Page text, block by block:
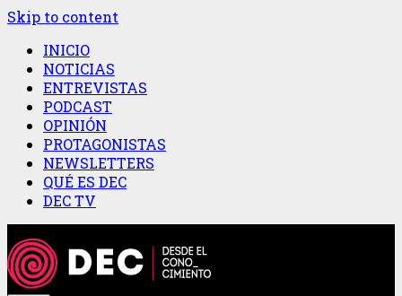
Skip to content
INICIO
NOTICIAS
ENTREVISTAS
PODCAST
OPINIÓN
PROTAGONISTAS
NEWSLETTERS
QUÉ ES DEC
DEC TV